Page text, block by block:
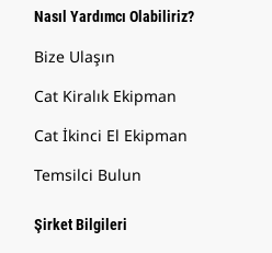
Nasıl Yardımcı Olabiliriz?
Bize Ulaşın
Cat Kiralık Ekipman
Cat İkinci El Ekipman
Temsilci Bulun
Şirket Bilgileri